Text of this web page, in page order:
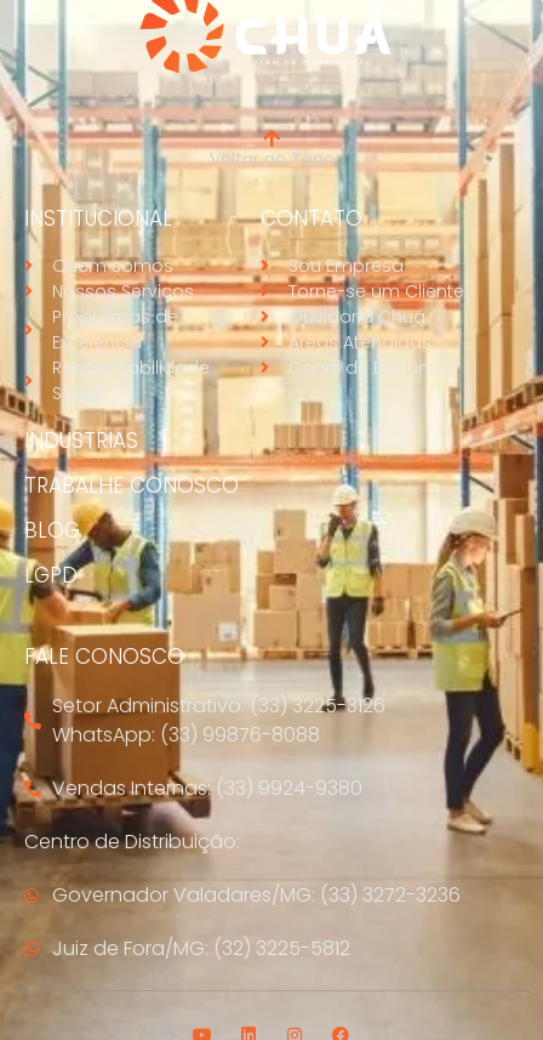
Voltar ao Topo
INSTITUCIONAL
Quem somos
Nossos Serviços
Programas de
Excelência
Responsabilidade
Social
INDUSTRIAS
TRABALHE CONOSCO
BLOG
LGPD
CONTATO
Sou Empresa
Torne-se um Cliente
Ouvidoria Chuá
Áreas Atendidas
Canal de Denúncia
FALE CONOSCO
Setor Administrativo: (33) 3225-3126
WhatsApp: (33) 99876-8088
Vendas Internas: (33) 9924-9380
Centro de Distribuição:
Governador Valadares/MG: (33) 3272-3236
Juiz de Fora/MG: (32) 3225-5812